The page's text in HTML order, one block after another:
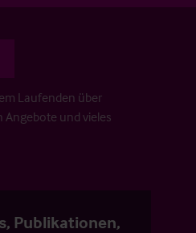
Laufenden über
und vieles
Publikationen,